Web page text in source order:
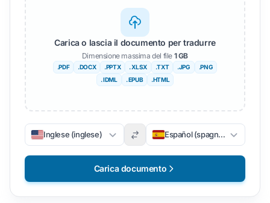
Carica o lascia il documento per tradurre
Dimensione massima del file 1 GB
.PDF .DOCX .PPTX . XLSX .TXT .JPG
.PNG
. IDML
. EPUB .HTML
Inglese (inglese) Español (spagnolo)
Carica documento